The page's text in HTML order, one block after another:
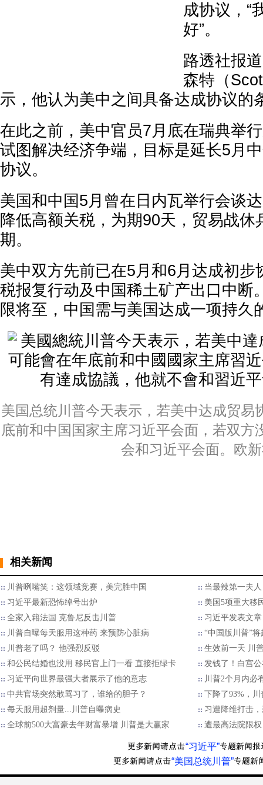
成协议，“
好”。
路透社报
森特（
示，他认为美中之间具备达成协议的
在此之前，美中官员7月底在瑞典举
试图解决经济争端，目标是延长5月
协议。
美国和中国5月曾在日内瓦举行会谈
降低高额关税，为期90天，贸易战休
期。
美中双方先前已在5月和6月达成初步
税报复行动及中国稀土矿产出口中断
限将至，中国需与美国达成一项持久
美国总统川普今天表示，若美中达成贸易
底前和中国国家主席习近平会面，若双方
会和习近平会面。欧
相关新闻
川普咧嘴笑：这领域竞赛，美完胜中国
当最辣第一夫
习近平最新恐怖绰号出炉
美国5项重大移
全家入籍法国 克鲁尼反击川普
习近平发表文章
川普自曝每天服用这种药 来预防心脏病
“中国版川普”
川普老了吗？ 他强烈反驳
生效前一天 川
和公民结婚也没用 移民官上门一看 直接拒绿卡
发钱了！白宫
习近平向世界最强大者展示了他的意志
川普2个月内必
中共官场突然敢骂习了，谁给的胆子？
下降了93%，
每天服用超剂量...川普自曝病史
习遭降维打击
全球前500大富豪去年财富暴增 川普是大赢家
遭最高法院限
“习近平”
“美国总统川普”